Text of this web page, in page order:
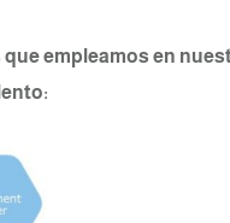
empleamos en